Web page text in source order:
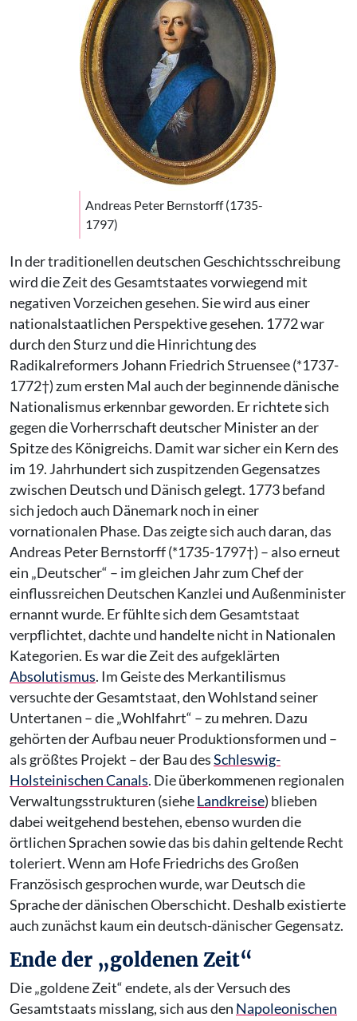
Andreas Peter Bernstorff (1735-
1797)
In der traditionellen deutschen Geschichtsschreibung
wird die Zeit des Gesamtstaates vorwiegend mit
negativen Vorzeichen gesehen. Sie wird aus einer
nationalstaatlichen Perspektive gesehen. 1772 war
durch den Sturz und die Hinrichtung des
Radikalreformers Johann Friedrich Struensee (*1737-
1772†) zum ersten Mal auch der beginnende dänische
Nationalismus erkennbar geworden. Er richtete sich
gegen die Vorherrschaft deutscher Minister an der
Spitze des Königreichs. Damit war sicher ein Kern des
im 19. Jahrhundert sich zuspitzenden Gegensatzes
zwischen Deutsch und Dänisch gelegt. 1773 befand
sich jedoch auch Dänemark noch in einer
vornationalen Phase. Das zeigte sich auch daran, das
Andreas Peter Bernstorff (*1735-1797†) – also erneut
ein „Deutscher“ – im gleichen Jahr zum Chef der
einflussreichen Deutschen Kanzlei und Außenminister
ernannt wurde. Er fühlte sich dem Gesamtstaat
verpflichtet, dachte und handelte nicht in Nationalen
Kategorien. Es war die Zeit des aufgeklärten
Absolutismus. Im Geiste des Merkantilismus
versuchte der Gesamtstaat, den Wohlstand seiner
Untertanen – die „Wohlfahrt“ – zu mehren. Dazu
gehörten der Aufbau neuer Produktionsformen und –
als größtes Projekt – der Bau desSchleswig-
Holsteinischen Canals. Die überkommenen regionalen
Verwaltungsstrukturen (sieheLandkreise) blieben
dabei weitgehend bestehen, ebenso wurden die
örtlichen Sprachen sowie das bis dahin geltende Recht
toleriert. Wenn am Hofe Friedrichs des Großen
Französisch gesprochen wurde, war Deutsch die
Sprache der dänischen Oberschicht. Deshalb existierte
auch zunächst kaum ein deutsch-dänischer Gegensatz.
Ende der „goldenen Zeit“
Die „goldene Zeit“ endete, als der Versuch des
Gesamtstaats misslang, sich aus den Napoleonischen